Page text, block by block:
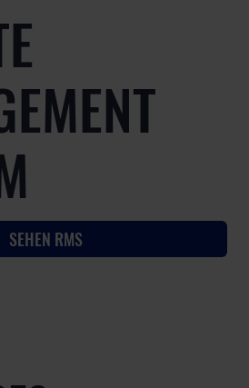
SEHEN RMS